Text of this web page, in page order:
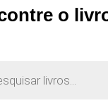
o